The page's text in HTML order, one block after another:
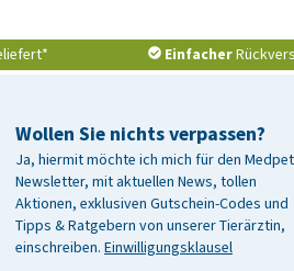
Einfacher
Wollen Sie nichts verpassen?
Ja, hiermit möchte ich mich für den
Newsletter, mit aktuellen News, tollen
Aktionen, exklusiven Gutschein-Codes und
Tipps & Ratgebern von unserer Tierärztin,
einschreiben. Einwilligungsklausel